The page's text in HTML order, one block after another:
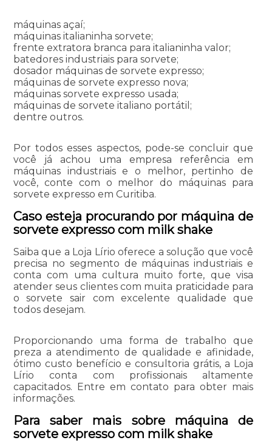
máquinas açaí;
máquinas italianinha sorvete;
frente extratora branca para italianinha valor;
batedores industriais para sorvete;
dosador máquinas de sorvete expresso;
máquinas de sorvete expresso nova;
máquinas sorvete expresso usada;
máquinas de sorvete italiano portátil;
dentre outros.
Por todos esses aspectos, pode-se concluir que
você já achou uma empresa referência em
máquinas industriais e o melhor, pertinho de
você, conte com o melhor do máquinas para
sorvete expresso em Curitiba.
Caso esteja procurando por máquina de
sorvete expresso com milk shake
Saiba que a Loja Lírio oferece a solução que você
precisa no segmento de máquinas industriais e
conta com uma cultura muito forte, que visa
atender seus clientes com muita praticidade para
o sorvete sair com excelente qualidade que
todos desejam.
Proporcionando uma forma de trabalho que
preza a atendimento de qualidade e afinidade,
ótimo custo benefício e consultoria grátis, a Loja
Lírio conta com profissionais altamente
capacitados. Entre em contato para obter mais
informações.
Para saber mais sobre máquina de
sorvete expresso com milk shake